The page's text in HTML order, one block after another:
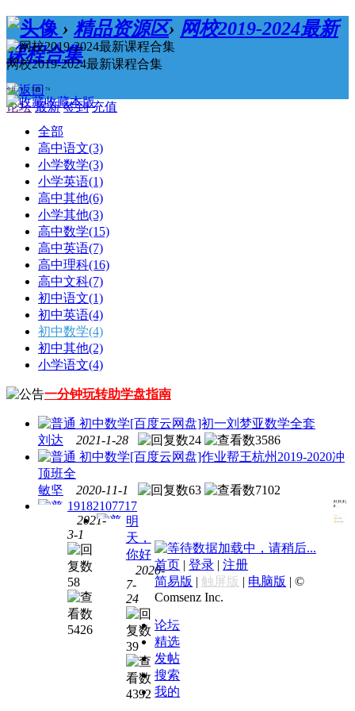
› 精品资源区› 网校2019-2024最新
课程合集
论坛 最新 签到 充值
网校2019-2024最新课程合集
今日：0 / 主题：74
收藏本版
全部
高中语文(3)
小学数学(3)
小学英语(1)
高中其他(6)
小学其他(3)
高中数学(15)
高中英语(7)
高中理科(16)
高中文科(7)
初中语文(1)
初中英语(4)
初中数学(4)
初中其他(2)
小学语文(4)
一分钟玩转助学盘指南
初中数学[百度云网盘]初一刘梦亚数学全套
刘达
2021-1-28 24
3586
初中数学[百度云网盘]作业帮王杭州2019-2020冲
顶班全
敏坚
2020-11-1 63 7102
19182107717
2021-
3-1
58
5426
明
天，
你好
2020-
7-
24
39
4392
数据加载中，请稍后...
首页 |登录 |注册
简易版 | 触屏版 | 电脑版 |©
Comsenz Inc.
论坛
精选
发帖
搜索
我的